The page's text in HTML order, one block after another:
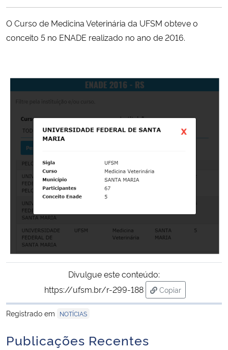
Ministério da Cidadania
Ministério da Saúde
Ministério da Ciência, Tecnologia, Inovações e Comunicações
Ministério do Meio Ambiente
Ministério do Turismo
Ministério do Desenvolvimento Regional
Controladoria-Geral da União
Secretaria-Geral
Gabinete de Segurança Institucional
O Curso de Medicina Veterinária da UFSM obteve o
conceito 5 no ENADE realizado no ano de 2016.
Divulgue este conteúdo:
https://ufsm.br/r-299-188
Copiar
para área de
Registrado em
NOTÍCIAS
Publicações Recentes